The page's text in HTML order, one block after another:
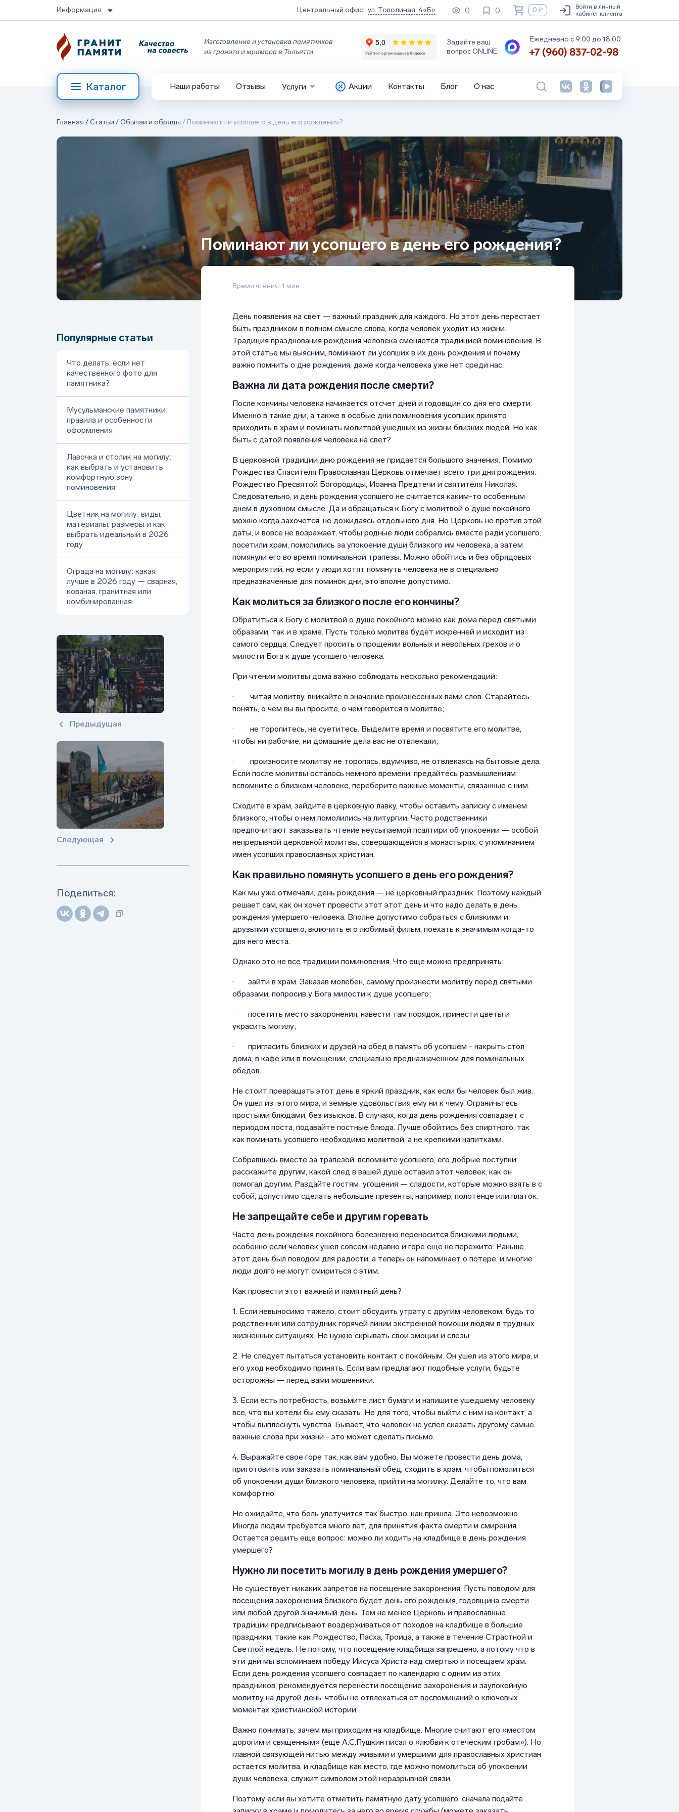
Информация Центральный офис: ул. Тополиная, 4«Б» 0 0 0 ₽
Войти в личный
кабинет клиента
Изготовление и установка памятников
из гранита и мрамора в Тольятти
Задайте ваш
вопрос ONLINE:
Ежедневно с 9:00 до 18:00
+7 (960) 837-02-98
Каталог Наши работы Отзывы Услуги Акции Контакты Блог О нас
Главная /Статьи /Обычаи и обряды / Поминают ли усопшего в день его рождения?
Следующая
Предыдущая
Популярные статьи
Что делать, если нет
качественного фото для
памятника?
Мусульманские памятники:
правила и особенности
оформления
Лавочка и столик на могилу:
как выбрать и установить
комфортную зону
поминовения
Цветник на могилу: виды,
материалы, размеры и как
выбрать идеальный в 2026
году
Ограда на могилу: какая
лучше в 2026 году — сварная,
кованая, гранитная или
комбинированная
Поделиться:
Поминают ли усопшего в день его рождения?
Время чтения: 1 мин
День появления на свет — важный праздник для каждого. Но этот день перестает
быть праздником в полном смысле слова, когда человек уходит из жизни.
Традиция празднования рождения человека сменяется традицией поминовения. В
этой статье мы выясним, поминают ли усопших в их день рождения и почему
важно помнить о дне рождения, даже когда человека уже нет среди нас.
Важна ли дата рождения после смерти?
После кончины человека начинается отсчет дней и годовщин со дня его смерти.
Именно в такие дни, а также в особые дни поминовения усопших принято
приходить в храм и поминать молитвой ушедших из жизни близких людей. Но как
быть с датой появления человека на свет?
В церковной традиции дню рождения не придается большого значения. Помимо
Рождества Спасителя Православная Церковь отмечает всего три дня рождения:
Рождество Пресвятой Богородицы, Иоанна Предтечи и святителя Николая.
Следовательно, и день рождения усопшего не считается каким-то особенным
днем в духовном смысле. Да и обращаться к Богу с молитвой о душе покойного
можно когда захочется, не дожидаясь отдельного дня. Но Церковь не против этой
даты, и вовсе не возражает, чтобы родные люди собрались вместе ради усопшего,
посетили храм, помолились за упокоение души близкого им человека, а затем
помянули его во время поминальной трапезы. Можно обойтись и без обрядовых
мероприятий, но если у люди хотят помянуть человека не в специально
предназначенные для поминок дни, это вполне допустимо.
Как молиться за близкого после его кончины?
Обратиться к Богу с молитвой о душе покойного можно как дома перед святыми
образами, так и в храме. Пусть только молитва будет искренней и исходит из
самого сердца. Следует просить о прощении вольных и невольных грехов и о
милости Бога к душе усопшего человека.
При чтении молитвы дома важно соблюдать несколько рекомендаций:
· читая молитву, вникайте в значение произнесенных вами слов. Старайтесь
понять, о чем вы вы просите, о чем говорится в молитве;
· не торопитесь, не суетитесь. Выделите время и посвятите его молитве,
чтобы ни рабочие, ни домашние дела вас не отвлекали;
· произносите молитву не торопясь, вдумчиво, не отвлекаясь на бытовые дела.
Если после молитвы осталось немного времени, предайтесь размышлениям:
вспомните о близком человеке, переберите важные моменты, связанные с ним.
Сходите в храм, зайдите в церковную лавку, чтобы оставить записку с именем
близкого, чтобы о нем помолились на литургии. Часто родственники
предпочитают заказывать чтение неусыпаемой псалтири об упокоении — особой
непрерывной церковной молитвы, совершающейся в монастырях, с упоминанием
имен усопших православных христиан.
Как правильно помянуть усопшего в день его рождения?
Как мы уже отмечали, день рождения — не церковный праздник. Поэтому каждый
решает сам, как он хочет провести этот этот день и что надо делать в день
рождения умершего человека. Вполне допустимо собраться с близкими и
друзьями усопшего, включить его любимый фильм, поехать к значимым когда-то
для него места.
Однако это не все традиции поминовения. Что еще можно предпринять:
· зайти в храм. Заказав молебен, самому произнести молитву перед святыми
образами, попросив у Бога милости к душе усопшего;
· посетить место захоронения, навести там порядок, принести цветы и
украсить могилу;
· пригласить близких и друзей на обед в память об усопшем - накрыть стол
дома, в кафе или в помещении, специально предназначенном для поминальных
обедов.
Не стоит превращать этот день в яркий праздник, как если бы человек был жив.
Он ушел из этого мира, и земные удовольствия ему ни к чему. Ограничьтесь
простыми блюдами, без изысков. В случаях, когда день рождения совпадает с
периодом поста, подавайте постные блюда. Лучше обойтись без спиртного, так
как поминать усопшего необходимо молитвой, а не крепкими напитками.
Собравшись вместе за трапезой, вспомните усопшего, его добрые поступки,
расскажите другим, какой след в вашей душе оставил этот человек, как он
помогал другим. Раздайте гостям угощения — сладости, которые можно взять в с
собой, допустимо сделать небольшие презенты, например, полотенце или платок.
Не запрещайте себе и другим горевать
Часто день рождения покойного болезненно переносится близкими людьми,
особенно если человек ушел совсем недавно и горе еще не пережито. Раньше
этот день был поводом для радости, а теперь он напоминает о потере, и многие
люди долго не могут смириться с этим.
Как провести этот важный и памятный день?
1. Если невыносимо тяжело, стоит обсудить утрату с другим человеком, будь то
родственник или сотрудник горячей линии экстренной помощи людям в трудных
жизненных ситуациях. Не нужно скрывать свои эмоции и слезы.
2. Не следует пытаться установить контакт с покойным. Он ушел из этого мира, и
его уход необходимо принять. Если вам предлагают подобные услуги, будьте
осторожны — перед вами мошенники.
3. Если есть потребность, возьмите лист бумаги и напишите ушедшему человеку
все, что вы хотели бы ему сказать. Не для того, чтобы выйти с ним на контакт, а
чтобы выплеснуть чувства. Бывает, что человек не успел сказать другому самые
важные слова при жизни - это может сделать письмо.
4. Выражайте свое горе так, как вам удобно. Вы можете провести день дома,
приготовить или заказать поминальный обед, сходить в храм, чтобы помолиться
об упокоении души близкого человека, прийти на могилку. Делайте то, что вам
комфортно.
Не ожидайте, что боль улетучится так быстро, как пришла. Это невозможно.
Иногда людям требуется много лет, для принятия факта смерти и смирения.
Остается решить еще вопрос: можно ли ходить на кладбище в день рождения
умершего?
Нужно ли посетить могилу в день рождения умершего?
Не существует никаких запретов на посещение захоронения. Пусть поводом для
посещения захоронения близкого будет день его рождения, годовщина смерти
или любой другой значимый день. Тем не менее Церковь и православные
традиции предписывают воздерживаться от походов на кладбище в большие
праздники, такие как Рождество, Пасха, Троица, а также в течение Страстной и
Светлой недель. Не потому, что посещение кладбища запрещено, а потому что в
эти дни мы вспоминаем победу Иисуса Христа над смертью и посещаем храм.
Если день рождения усопшего совпадает по календарю с одним из этих
праздников, рекомендуется перенести посещение захоронения и заупокойную
молитву на другой день, чтобы не отвлекаться от воспоминаний о ключевых
моментах христианской истории.
Важно понимать, зачем мы приходим на кладбище. Многие считают его «местом
дорогим и священным» (еще А.С.Пушкин писал о «любви к отеческим гробам»). Но
главной связующей нитью между живыми и умершими для православных христиан
остается молитва, и кладбище как место, где можно помолиться об упокоении
души человека, служит символом этой неразрывной связи.
Поэтому если вы хотите отметить памятную дату усопшего, сначала подайте